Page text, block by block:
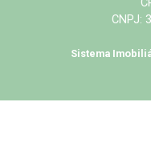
CNPJ:
Sistema